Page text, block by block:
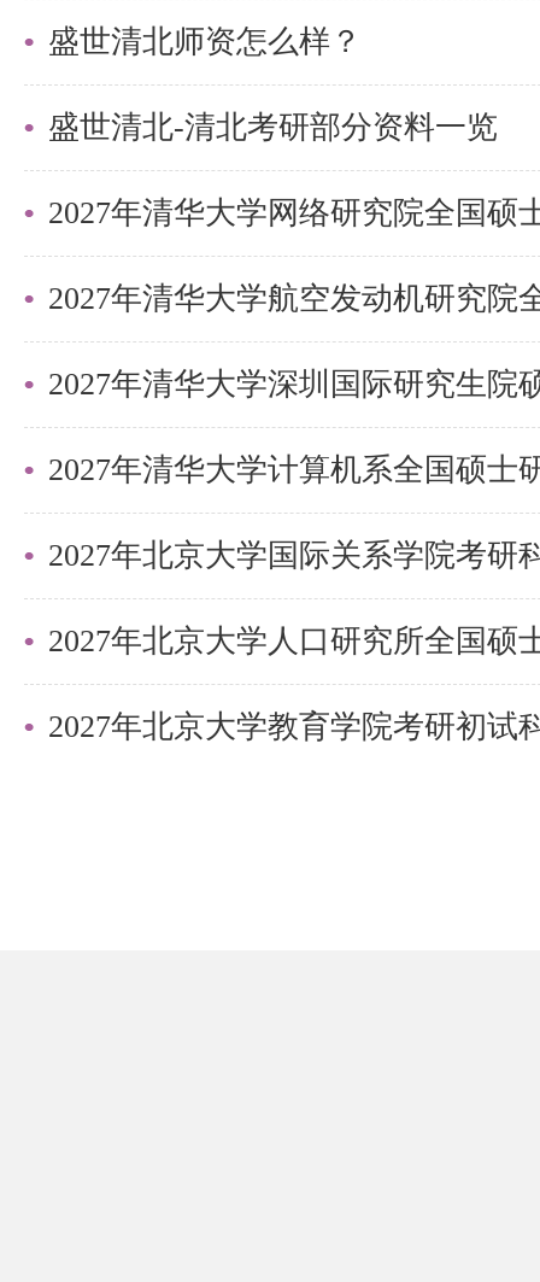
盛世清北师资怎么样？
盛世清北-清北考研部分资料一览
2027年清华大学深圳国际研究生院
2027年北京大学国际关系学院考研
2027年北京大学教育学院考研初试